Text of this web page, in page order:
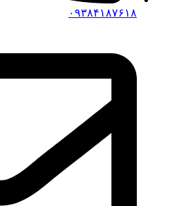
۰۹۳۸۴۱۸۷۶۱۸